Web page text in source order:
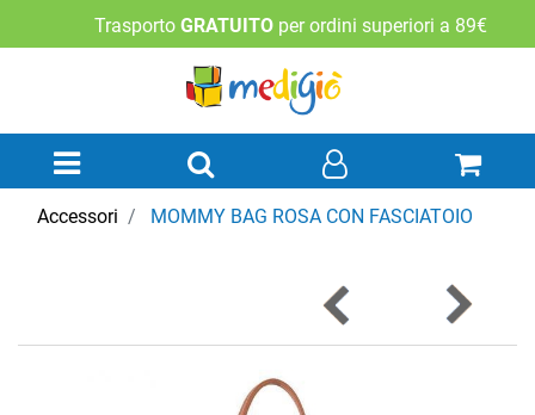
Trasporto GRATUITO per ordini superiori a 89€
Open menu
Accessori MOMMY BAG ROSA CON FASCIATOIO